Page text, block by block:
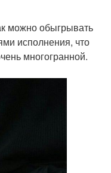
можно обыгрывать
исполнения, что
многогранной.